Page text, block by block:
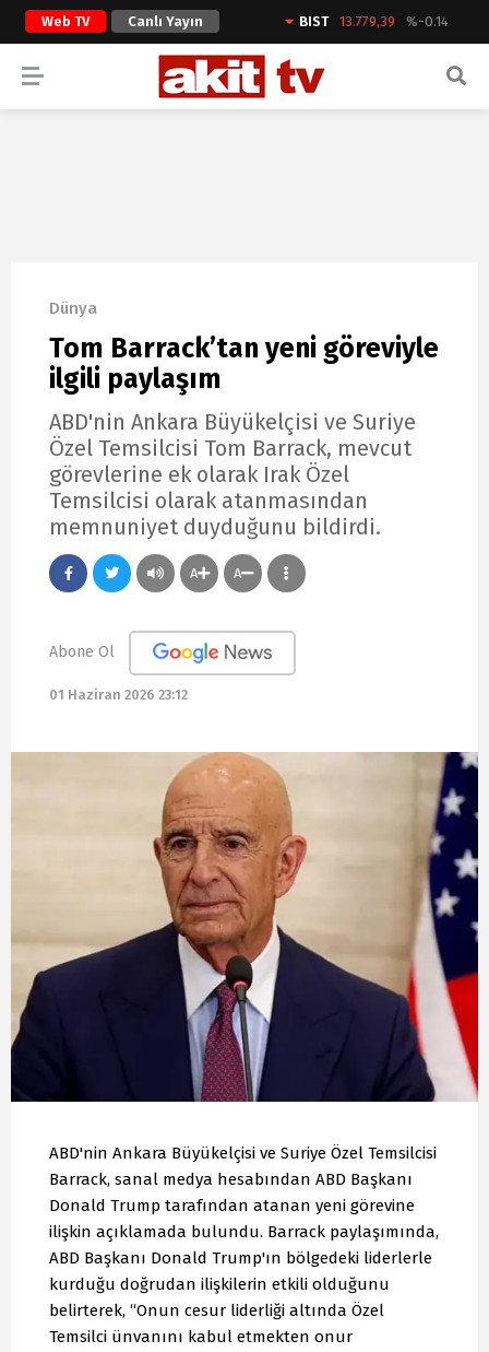
Web TV Canlı Yayın BIST 13.779,39 %-0.14
ARAMA YAP
Dünya
Tom Barrack’tan yeni göreviyle
ilgili paylaşım
ABD'nin Ankara Büyükelçisi ve Suriye
Özel Temsilcisi Tom Barrack, mevcut
görevlerine ek olarak Irak Özel
Temsilcisi olarak atanmasından
memnuniyet duyduğunu bildirdi.
A A
Abone Ol
01 Haziran 2026 23:12
ABD'nin Ankara Büyükelçisi ve Suriye Özel Temsilcisi
Barrack, sanal medya hesabından ABD Başkanı
Donald Trump tarafından atanan yeni görevine
ilişkin açıklamada bulundu. Barrack paylaşımında,
ABD Başkanı Donald Trump'ın bölgedeki liderlerle
kurduğu doğrudan ilişkilerin etkili olduğunu
belirterek, “Onun cesur liderliği altında Özel
Temsilci ünvanını kabul etmekten onur